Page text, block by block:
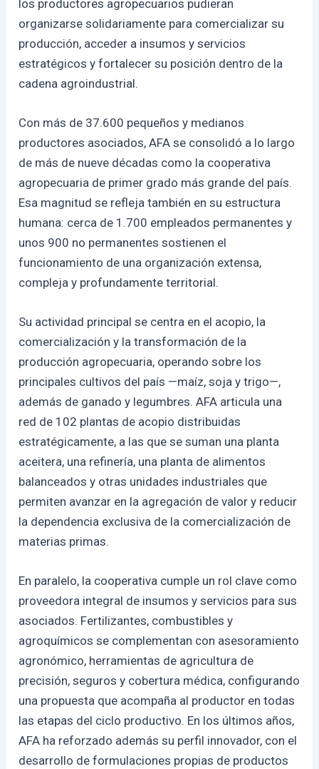
los productores agropecuarios pudieran
organizarse solidariamente para comercializar su
producción, acceder a insumos y servicios
estratégicos y fortalecer su posición dentro de la
cadena agroindustrial.
Con más de 37.600 pequeños y medianos
productores asociados, AFA se consolidó a lo largo
de más de nueve décadas como la cooperativa
agropecuaria de primer grado más grande del país.
Esa magnitud se refleja también en su estructura
humana: cerca de 1.700 empleados permanentes y
unos 900 no permanentes sostienen el
funcionamiento de una organización extensa,
compleja y profundamente territorial.
Su actividad principal se centra en el acopio, la
comercialización y la transformación de la
producción agropecuaria, operando sobre los
principales cultivos del país —maíz, soja y trigo—,
además de ganado y legumbres. AFA articula una
red de 102 plantas de acopio distribuidas
estratégicamente, a las que se suman una planta
aceitera, una refinería, una planta de alimentos
balanceados y otras unidades industriales que
permiten avanzar en la agregación de valor y reducir
la dependencia exclusiva de la comercialización de
materias primas.
En paralelo, la cooperativa cumple un rol clave como
proveedora integral de insumos y servicios para sus
asociados. Fertilizantes, combustibles y
agroquímicos se complementan con asesoramiento
agronómico, herramientas de agricultura de
precisión, seguros y cobertura médica, configurando
una propuesta que acompaña al productor en todas
las etapas del ciclo productivo. En los últimos años,
AFA ha reforzado además su perfil innovador, con el
desarrollo de formulaciones propias de productos